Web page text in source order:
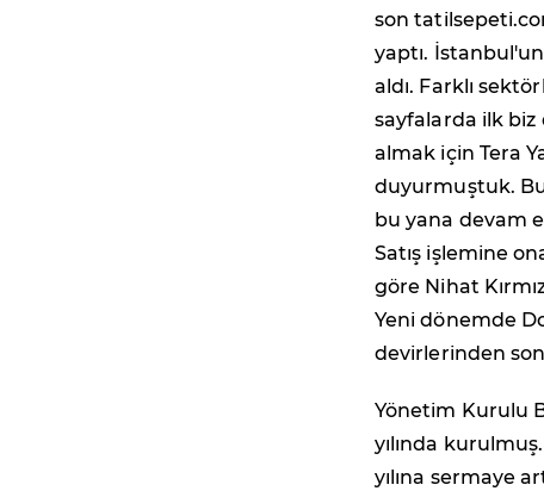
son
yaptı.
aldı. Farklı
sayfalarda ilk biz
almak için Tera
duyurmuştuk. Bu
bu yana devam
Satış işlemine
göre Nihat
Yeni dönemde
devirlerinden
Yönetim Kurulu
yılında
yılına sermaye